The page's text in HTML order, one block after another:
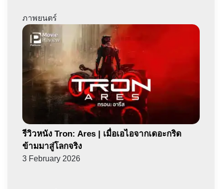
ภาพยนตร์
รีวิวหนัง Tron: Ares | เมื่อเอไอจากเดอะกริด
ข้ามมาสู่โลกจริง
3 February 2026